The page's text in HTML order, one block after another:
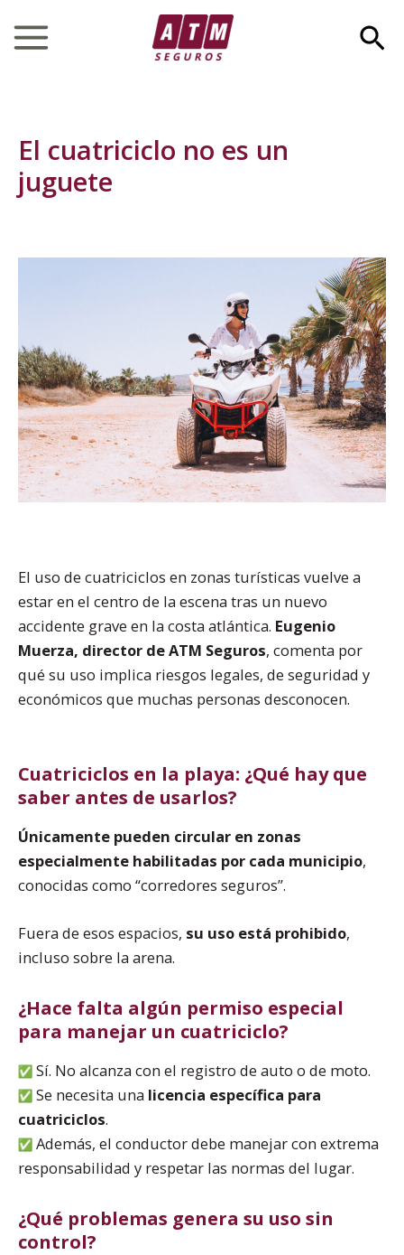
Main
El cuatriciclo no es un
juguete
El uso de cuatriciclos en zonas turísticas vuelve a
estar en el centro de la escena tras un nuevo
accidente grave en la costa atlántica. Eugenio
Muerza, director de ATM Seguros, comenta por
qué su uso implica riesgos legales, de seguridad y
económicos que muchas personas desconocen.
Cuatriciclos en la playa: ¿Qué hay que
saber antes de usarlos?
Únicamente pueden circular en zonas
especialmente habilitadas por cada municipio,
conocidas como “corredores seguros”.
Fuera de esos espacios, su uso está prohibido,
incluso sobre la arena.
¿Hace falta algún permiso especial
para manejar un cuatriciclo?
Sí. No alcanza con el registro de auto o de moto.
Se necesita una licencia específica para
cuatriciclos.
Además, el conductor debe manejar con extrema
responsabilidad y respetar las normas del lugar.
¿Qué problemas genera su uso sin
control?